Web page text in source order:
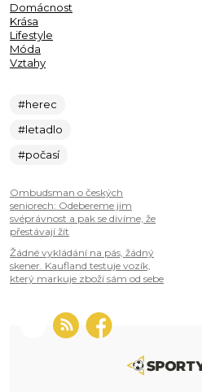
Domácnost
Krása
Lifestyle
Móda
Vztahy
#herec
#letadlo
#počasí
Ombudsman o českých
seniorech: Odebereme jim
svéprávnost a pak se divíme, že
přestávají žít
Žádné vykládání na pás, žádný
skener. Kaufland testuje vozík,
který markuje zboží sám od sebe